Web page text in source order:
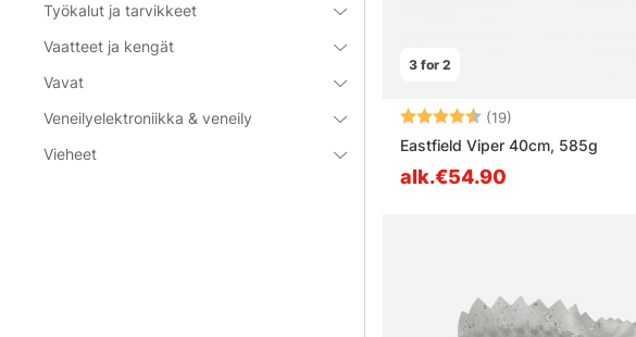
Työkalut ja tarvikkeet
Vaatteet ja kengät
Vavat
Veneilyelektroniikka & veneily
Vieheet
3 for 2
Arvio: (19)
Eastfield Viper 40cm, 585g
alk.€54.90